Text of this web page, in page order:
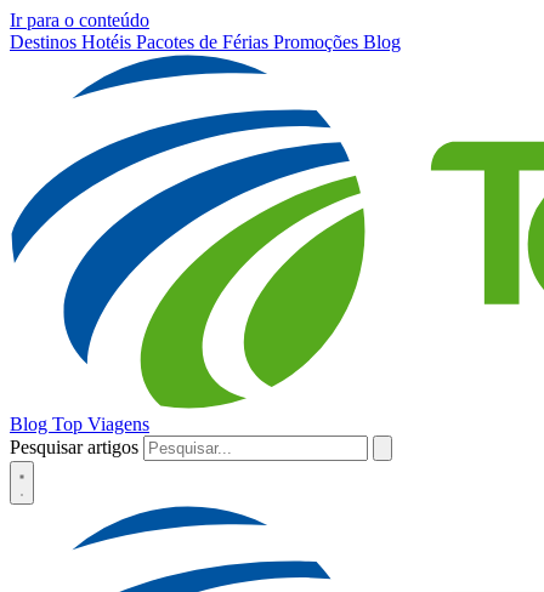
Ir para o conteúdo
Destinos Hotéis Pacotes de Férias Promoções Blog
Blog Top Viagens
Pesquisar artigos